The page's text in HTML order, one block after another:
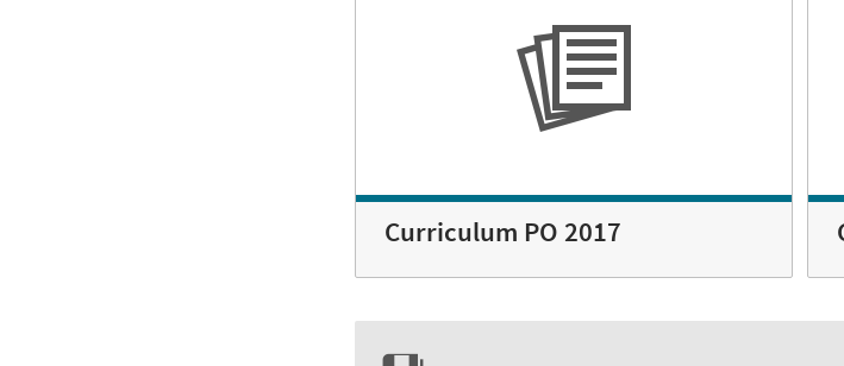
Curriculum PO 2017